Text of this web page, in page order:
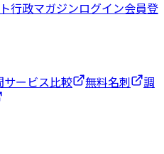
行政マガジンログイン会員登
サービス比較 無料名刺
調